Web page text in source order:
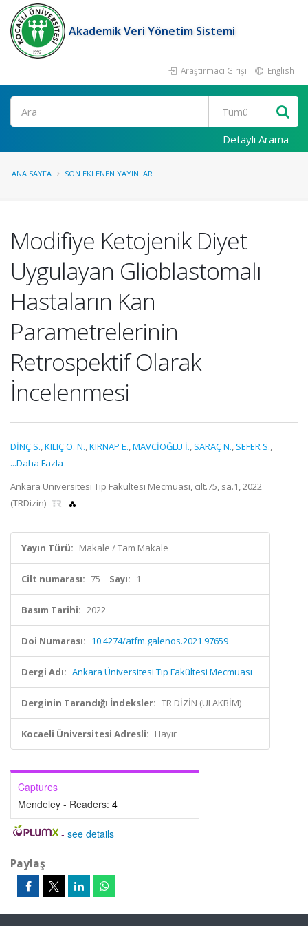
Akademik Veri Yönetim Sistemi
Araştırmacı Girişi English
Ara
Detaylı Arama
ANA SAYFA SON EKLENEN YAYINLAR
Modifiye Ketojenik Diyet
Uygulayan Glioblastomalı
Hastaların Kan
Parametrelerinin
Retrospektif Olarak
İncelenmesi
DİNÇ S.,KILIÇ O. N.,KIRNAP E.,MAVCİOĞLU İ., SARAÇ N., SEFER S.,
...Daha Fazla
Ankara Üniversitesi Tıp Fakültesi Mecmuası, cilt.75, sa.1, 2022
(TRDizin)
Yayın Türü: Makale / Tam Makale
Cilt numarası: 75 Sayı: 1
Basım Tarihi: 2022
Doi Numarası: 10.4274/atfm.galenos.2021.97659
Dergi Adı: Ankara Üniversitesi Tıp Fakültesi Mecmuası
Derginin Tarandığı İndeksler: TR DİZİN (ULAKBİM)
Kocaeli Üniversitesi Adresli: Hayır
Captures
Mendeley - Readers: 4
- see details
Paylaş